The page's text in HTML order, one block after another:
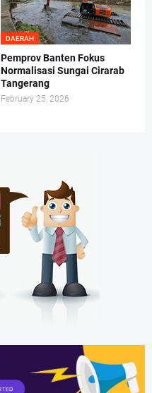
DAERAH
Pemprov Banten Fokus
Normalisasi Sungai Cirarab
Tangerang
February 25, 2026